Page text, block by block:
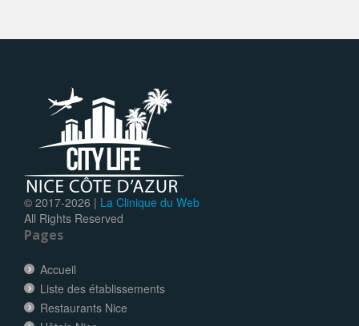
© 2017-2026 | La Clinique du Web
All Rights Reserved
Pages
Accueil
Liste des établissements
Restaurants Nice